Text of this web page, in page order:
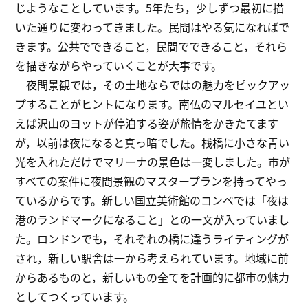
じようなことしています。5年たち，少しずつ最初に描
いた通りに変わってきました。民間はやる気になればで
きます。公共でできること，民間でできること，それら
を描きながらやっていくことが大事です。
夜間景観では，その土地ならではの魅力をピックアッ
プすることがヒントになります。南仏のマルセイユとい
えば沢山のヨットが停泊する姿が旅情をかきたてます
が，以前は夜になると真っ暗でした。桟橋に小さな青い
光を入れただけでマリーナの景色は一変しました。市が
すべての案件に夜間景観のマスタープランを持ってやっ
ているからです。新しい国立美術館のコンペでは「夜は
港のランドマークになること」との一文が入っていまし
た。ロンドンでも，それぞれの橋に違うライティングが
され，新しい駅舎は一から考えられています。地域に前
からあるものと，新しいもの全てを計画的に都市の魅力
としてつくっています。